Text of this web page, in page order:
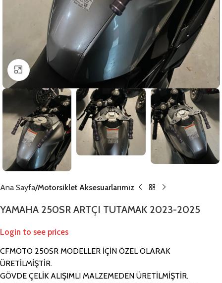
Click to enlarge
Ana Sayfa Motorsiklet Aksesuarlarımız
YAMAHA 250SR ARTÇI TUTAMAK 2023-2025
Login to see prices
CFMOTO 250SR MODELLER İÇİN ÖZEL OLARAK
ÜRETİLMİŞTİR.
GÖVDE ÇELİK ALIŞIMLI MALZEMEDEN ÜRETİLMİŞTİR.